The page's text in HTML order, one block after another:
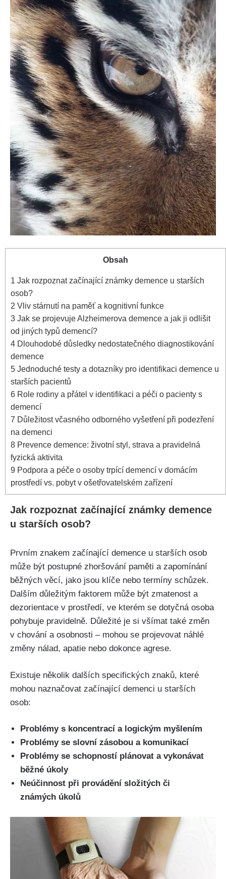
Obsah
1 Jak rozpoznat začínající známky demence u starších
osob?
2 Vliv stárnutí na paměť a kognitivní funkce
3 Jak se projevuje Alzheimerova demence a jak ji odlišit
od jiných typů demencí?
4 Dlouhodobé důsledky nedostatečného diagnostikování
demence
5 Jednoduché testy a dotazníky pro identifikaci demence u
starších pacientů
6 Role rodiny a přátel v identifikaci a péči o pacienty s
demencí
7 Důležitost včasného odborného vyšetření při podezření
na demenci
8 Prevence demence: životní styl, strava a pravidelná
fyzická aktivita
9 Podpora a péče o osoby trpící demencí v domácím
prostředí vs. pobyt v ošetřovatelském zařízení
Jak rozpoznat začínající známky demence
u starších osob?
Prvním znakem začínající demence u starších osob
může být postupné zhoršování paměti a zapomínání
běžných věcí, jako jsou klíče nebo termíny schůzek.
Dalším důležitým faktorem může být zmatenost a
dezorientace v prostředí, ve kterém se dotyčná osoba
pohybuje pravidelně. Důležité je si všímat také změn
v chování a osobnosti – mohou se projevovat náhlé
změny nálad, apatie nebo dokonce agrese.
Existuje několik dalších specifických znaků, které
mohou naznačovat začínající demenci u starších
osob:
Problémy s koncentrací a logickým myšlením
Problémy se slovní zásobou a komunikací
Problémy se schopností plánovat a vykonávat
běžné úkoly
Neúčinnost při provádění složitých či
známých úkolů